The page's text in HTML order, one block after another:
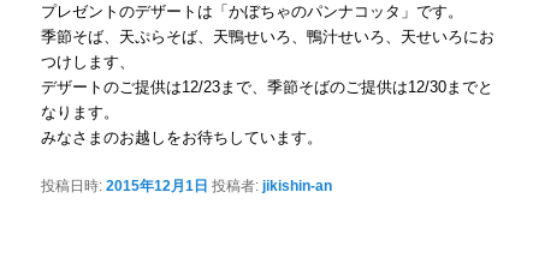
プレゼントのデザートは「かぼちゃのパンナコッタ」です。
季節そば、天ぷらそば、天鴨せいろ、鴨汁せいろ、天せいろにお
つけします、
デザートのご提供は12/23まで、季節そばのご提供は12/30までと
なります。
みなさまのお越しをお待ちしています。
投稿日時:2015年12月1日 投稿者:jikishin-an